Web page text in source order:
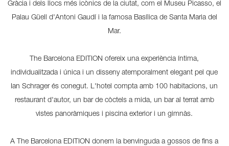
Gràcia i dels llocs més icònics de la ciutat, com el Museu Picasso, el
Palau Güell d'Antoni Gaudí i la famosa Basílica de Santa Maria del
Mar.
The Barcelona EDITION ofereix una experiència íntima,
individualitzada i única i un disseny atemporalment elegant pel que
Ian Schrager és conegut. L'hotel compta amb 100 habitacions, un
restaurant d'autor, un bar de còctels a mida, un bar al terrat amb
vistes panoràmiques i piscina exterior i un gimnàs.
A The Barcelona EDITION donem la benvinguda a gossos de fins a